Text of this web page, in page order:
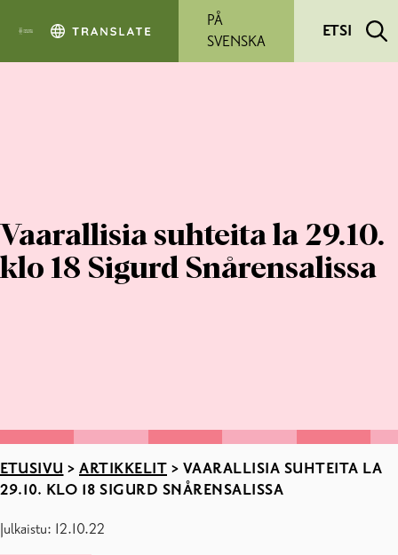
PÅ
SVENSKA
ETSI
Vaarallisia suhteita la 29.10.
klo 18 Sigurd Snårensalissa
ETUSIVU > ARTIKKELIT > VAARALLISIA SUHTEITA LA
29.10. KLO 18 SIGURD SNÅRENSALISSA
Julkaistu: 12.10.22